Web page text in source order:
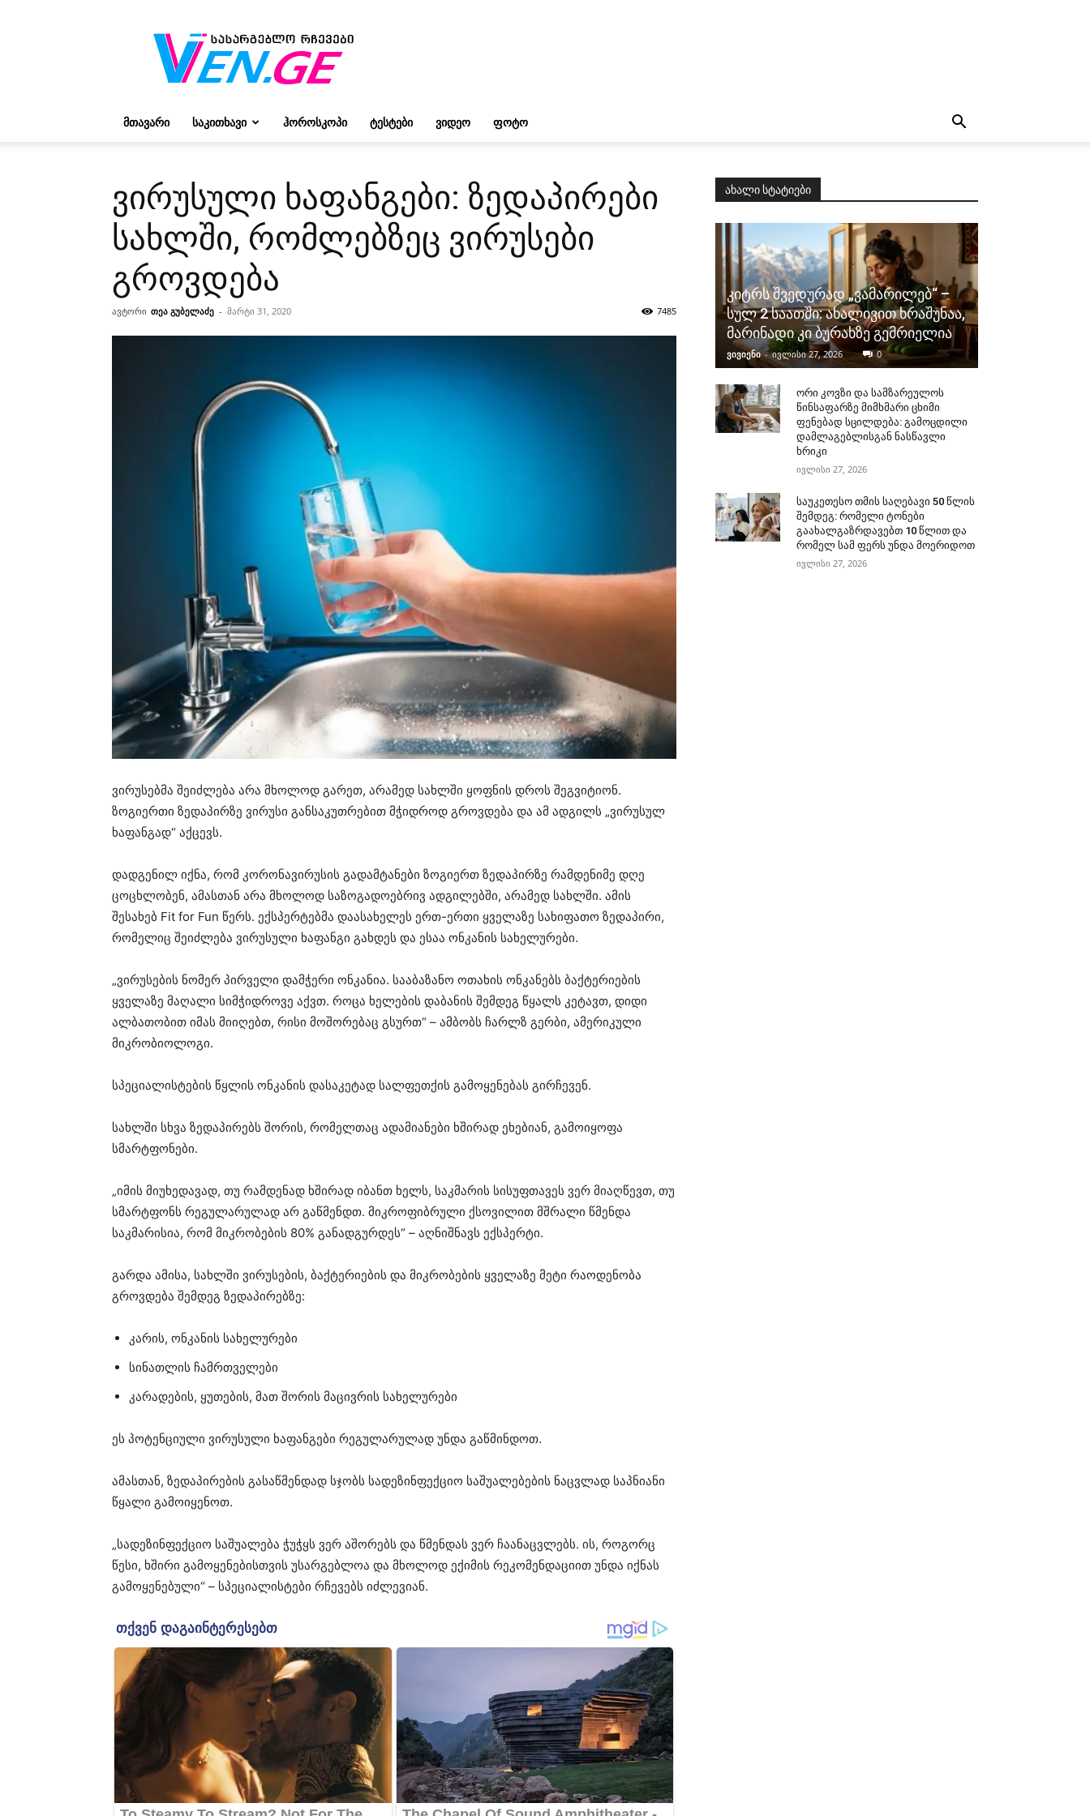
ვივიენისგან
ᲛᲗᲐᲕᲐᲠᲘ ᲡᲐᲙᲘᲗᲮᲐᲕᲘ ᲰᲝᲠᲝᲡᲙᲝᲞᲘ ᲢᲔᲡᲢᲔᲑᲘ ᲕᲘᲓᲔᲝ ᲤᲝᲢᲝ
ვირუსული ხაფანგები: ზედაპირები
სახლში, რომლებზეც ვირუსები
გროვდება
ავტორი თეა გუბელაძე - მარტი 31, 2020 7485
ვირუსებმა შეიძლება არა მხოლოდ გარეთ, არამედ სახლში ყოფნის დროს შეგვიტიონ.
ზოგიერთი ზედაპირზე ვირუსი განსაკუთრებით მჭიდროდ გროვდება და ამ ადგილს „ვირუსულ
ხაფანგად“ აქცევს.
დადგენილ იქნა, რომ კორონავირუსის გადამტანები ზოგიერთ ზედაპირზე რამდენიმე დღე
ცოცხლობენ, ამასთან არა მხოლოდ საზოგადოებრივ ადგილებში, არამედ სახლში. ამის
შესახებ Fit for Fun წერს. ექსპერტებმა დაასახელეს ერთ-ერთი ყველაზე სახიფათო ზედაპირი,
რომელიც შეიძლება ვირუსული ხაფანგი გახდეს და ესაა ონკანის სახელურები.
„ვირუსების ნომერ პირველი დამჭერი ონკანია. სააბაზანო ოთახის ონკანებს ბაქტერიების
ყველაზე მაღალი სიმჭიდროვე აქვთ. როცა ხელების დაბანის შემდეგ წყალს კეტავთ, დიდი
ალბათობით იმას მიიღებთ, რისი მოშორებაც გსურთ“ – ამბობს ჩარლზ გერბი, ამერიკული
მიკრობიოლოგი.
სპეციალისტების წყლის ონკანის დასაკეტად სალფეთქის გამოყენებას გირჩევენ.
სახლში სხვა ზედაპირებს შორის, რომელთაც ადამიანები ხშირად ეხებიან, გამოიყოფა
სმარტფონები.
„იმის მიუხედავად, თუ რამდენად ხშირად იბანთ ხელს, საკმარის სისუფთავეს ვერ მიაღწევთ, თუ
სმარტფონს რეგულარულად არ გაწმენდთ. მიკროფიბრული ქსოვილით მშრალი წმენდა
საკმარისია, რომ მიკრობების 80% განადგურდეს“ – აღნიშნავს ექსპერტი.
გარდა ამისა, სახლში ვირუსების, ბაქტერიების და მიკრობების ყველაზე მეტი რაოდენობა
გროვდება შემდეგ ზედაპირებზე:
კარის, ონკანის სახელურები
სინათლის ჩამრთველები
კარადების, ყუთების, მათ შორის მაცივრის სახელურები
ეს პოტენციული ვირუსული ხაფანგები რეგულარულად უნდა გაწმინდოთ.
ამასთან, ზედაპირების გასაწმენდად სჯობს სადეზინფექციო საშუალებების ნაცვლად საპნიანი
წყალი გამოიყენოთ.
„სადეზინფექციო საშუალება ჭუჭყს ვერ აშორებს და წმენდას ვერ ჩაანაცვლებს. ის, როგორც
წესი, ხშირი გამოყენებისთვის უსარგებლოა და მხოლოდ ექიმის რეკომენდაციით უნდა იქნას
გამოყენებული“ – სპეციალისტები რჩევებს იძლევიან.
ახალი სტატიები
კიტრს შვედურად „ვამარილებ“ –
სულ 2 საათში: ახალივით ხრაშუნაა,
მარინადი კი ბურახზე გემრიელია
ვივიენი - ივლისი 27, 2026 0
ორი კოვზი და სამზარეულოს
წინსაფარზე მიმხმარი ცხიმი
ფენებად სცილდება: გამოცდილი
დამლაგებლისგან ნასწავლი
ხრიკი
ივლისი 27, 2026
საუკეთესო თმის საღებავი 50 წლის
შემდეგ: რომელი ტონები
გაახალგაზრდავებთ 10 წლით და
რომელ სამ ფერს უნდა მოერიდოთ
ივლისი 27, 2026